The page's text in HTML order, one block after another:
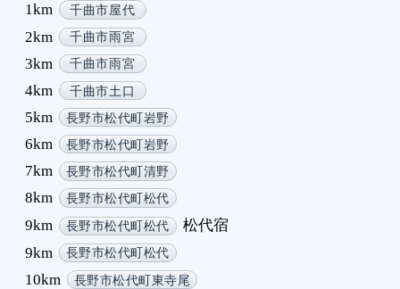
1km
千曲市屋代
2km 千曲市雨宮
3km 千曲市雨宮
4km 千曲市土口
5km 長野市松代町岩野
6km 長野市松代町岩野
7km 長野市松代町清野
8km 長野市松代町松代
9km 長野市松代町松代
松代宿
9km
長野市松代町松代
10km 長野市松代町東寺尾